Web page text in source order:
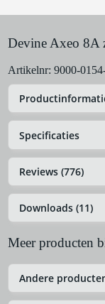
Devine Axeo 8A
Artikelnr: 9000-
Specificaties
Reviews (776)
Downloads (11)
Meer producten
Andere